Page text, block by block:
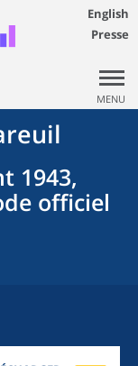
English
Presse
MENU
1943,
officiel